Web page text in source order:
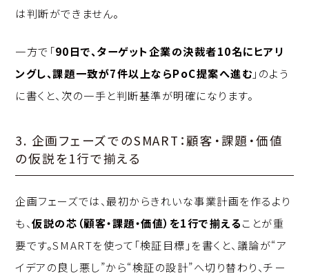
は判断ができません。
一方で「90日で、ターゲット企業の決裁者10名にヒアリ
ングし、課題一致が7件以上ならPoC提案へ進む」のよう
に書くと、次の一手と判断基準が明確になります。
3. 企画フェーズでのSMART：顧客・課題・価値
の仮説を1行で揃える
企画フェーズでは、最初からきれいな事業計画を作るより
も、仮説の芯（顧客・課題・価値）を1行で揃えることが重
要です。SMARTを使って「検証目標」を書くと、議論が“ア
イデアの良し悪し”から“検証の設計”へ切り替わり、チー